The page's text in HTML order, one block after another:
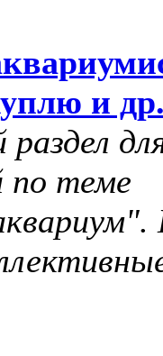
и
по теме